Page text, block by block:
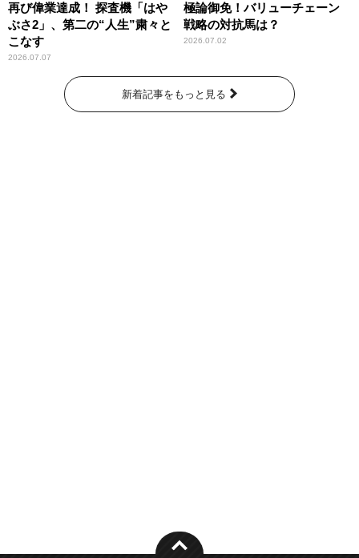
再び偉業達成！ 探査機「はや
ぶさ2」、第二の“人生”粛々と
こなす
2026.07.07
極論御免！バリューチェーン
戦略の対抗馬は？
2026.07.02
新着記事をもっと見る